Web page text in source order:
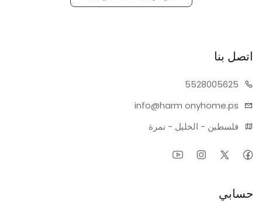
اتصل بنا
05625
55280
info@harm onyhome.ps
فلسطين - الخليل - نمرة
حسابي